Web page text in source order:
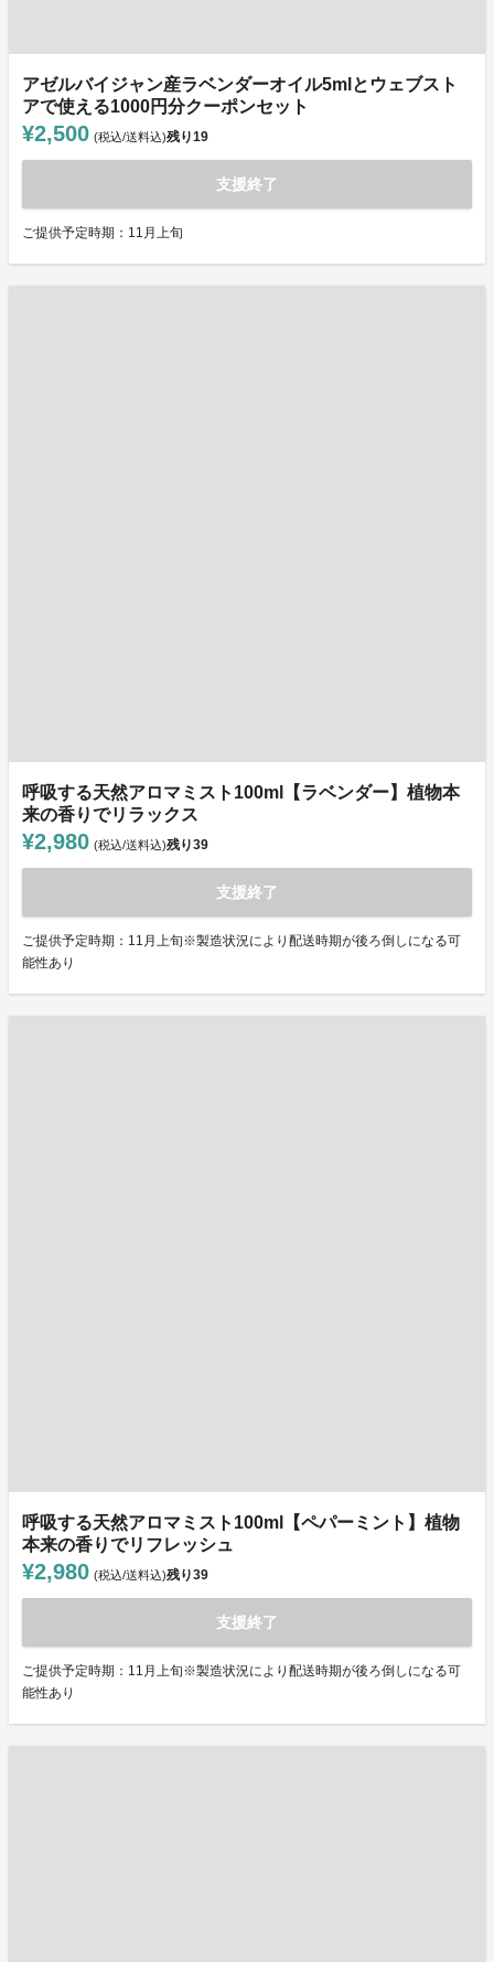
アゼルバイジャン産ラベンダーオイル5mlとウェブスト
アで使える1000円分クーポンセット
¥2,500 (税込/送料込)残り19
支援終了
ご提供予定時期：11月上旬
呼吸する天然アロマミスト100ml【ラベンダー】植物本
来の香りでリラックス
¥2,980 (税込/送料込)残り39
支援終了
ご提供予定時期：11月上旬※製造状況により配送時期が後ろ倒しになる可
能性あり
呼吸する天然アロマミスト100ml【ペパーミント】植物
本来の香りでリフレッシュ
¥2,980 (税込/送料込)残り39
支援終了
ご提供予定時期：11月上旬※製造状況により配送時期が後ろ倒しになる可
能性あり